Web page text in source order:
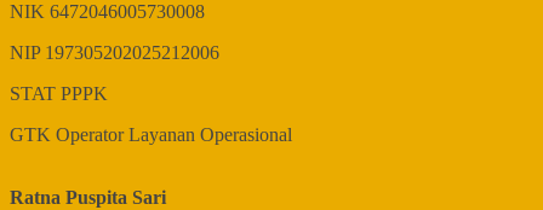
NIK 6472046005730008
NIP 197305202025212006
STAT PPPK
GTK Operator Layanan Operasional
Ratna Puspita Sari